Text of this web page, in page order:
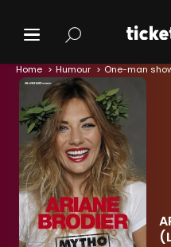
Home Humour One-man